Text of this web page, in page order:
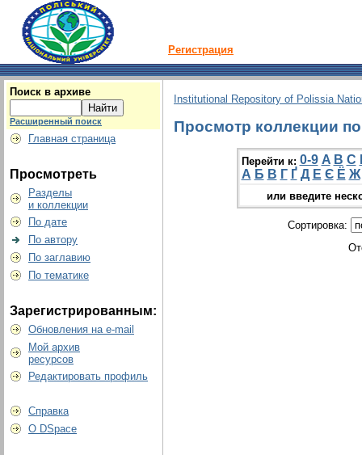
Регистрация
Поиск в архиве
Расширенный поиск
Главная страница
Просмотреть
Разделы
и коллекции
По дате
По автору
По заглавию
По тематике
Зарегистрированным:
Обновления на e-mail
Мой архив
ресурсов
Редактировать профиль
Справка
О DSpace
Institutional Repository of Polissia
Просмотр коллекции
Перейти к: 0-9 A B C
А Б В Г Ґ Д Е Є Ё Ж
или введите
Сортировка: